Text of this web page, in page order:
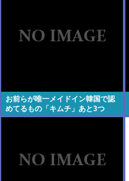
お前らが唯一メイドイン韓国で認
めてるもの「キムチ」あと3つ
は？